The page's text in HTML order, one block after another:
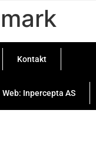
Kontakt
Web: Inpercepta AS